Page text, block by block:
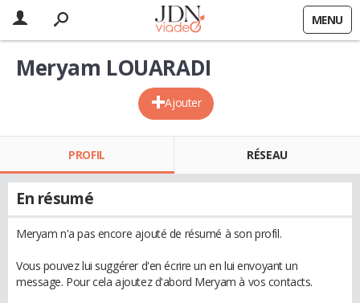
MENU
Ajouter
Meryam LOUARADI
PROFIL RÉSEAU
En résumé
Meryam n'a pas encore ajouté de résumé à son profil.
Vous pouvez lui suggérer d'en écrire un en lui envoyant un
message. Pour cela ajoutez d'abord Meryam à vos contacts.